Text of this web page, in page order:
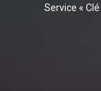
Service «